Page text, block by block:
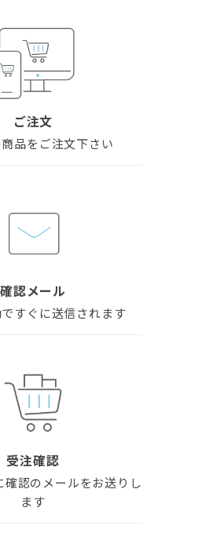
ご注文
品を ご注文下さい
確認メール
すぐに送信されます
受注確認
確認の メールをお送りし
ます